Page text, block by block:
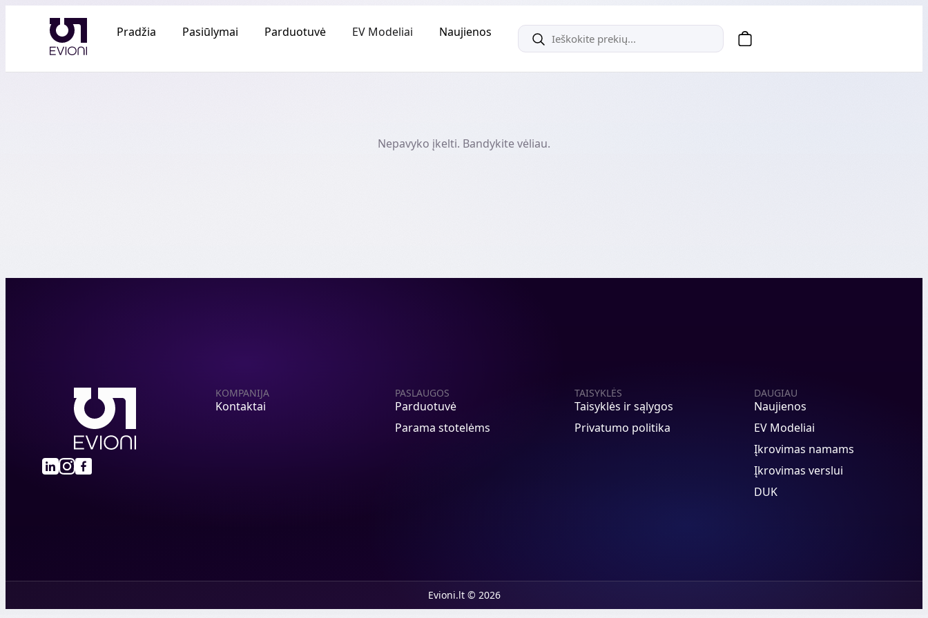
Pradžia Pasiūlymai Parduotuvė EV Modeliai Naujienos
Nepavyko įkelti. Bandykite vėliau.
KOMPANIJA
Kontaktai
PASLAUGOS
Parduotuvė
Parama stotelėms
TAISYKLĖS
Taisyklės ir sąlygos
Privatumo politika
DAUGIAU
Naujienos
EV Modeliai
Įkrovimas namams
Įkrovimas verslui
DUK
Evioni.lt © 2026